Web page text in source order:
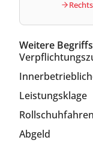
Weitere
Leistungsklage
Rollschuhfahren
Abgeld